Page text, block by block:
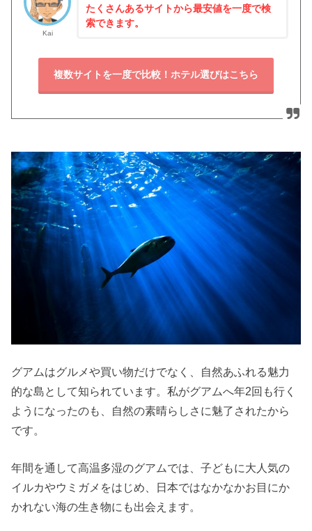
Kai
たくさんあるサイトから最安値を一度で検
索できます。
複数サイトを一度で比較！ホテル選びはこちら
グアムはグルメや買い物だけでなく、自然あふれる魅力
的な島として知られています。私がグアムへ年2回も行く
ようになったのも、自然の素晴らしさに魅了されたから
です。
年間を通して高温多湿のグアムでは、子どもに大人気の
イルカやウミガメをはじめ、日本ではなかなかお目にか
かれない海の生き物にも出会えます。